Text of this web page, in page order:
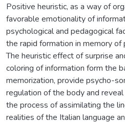
Positive heuristic, as a way of
favorable emotionality of
psychological and pedagogical
the rapid formation in memory
The heuristic effect of surprise
coloring of information form the
memorization, provide psycho-
regulation of the body and
the process of assimilating the
realities of the Italian language